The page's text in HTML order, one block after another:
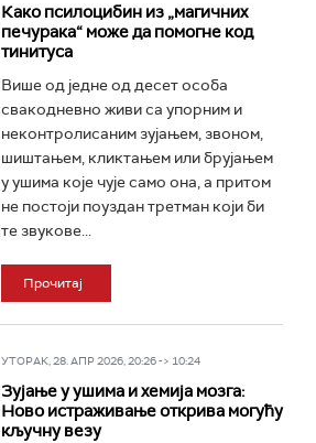
Како псилоцибин из „магичних
печурака“ може да помогне код
тинитуса
Више од једне од десет особа
свакодневно живи са упорним и
неконтролисаним зујањем, звоном,
шиштањем, кликтањем или брујањем
у ушима које чује само она, а притом
не постоји поуздан третман који би
те звукове...
Прочитај
УТОРАК, 28. АПР 2026, 20:26 -> 10:24
Зујање у ушима и хемија мозга:
Ново истраживање открива могућу
кључну везу